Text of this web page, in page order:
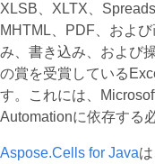
XLSB、XLTX、
MHTML、PDF、およ
み、書き込み、および
の賞を受賞している
す。これには、
Automationに依存する
Aspose.Cells for Java